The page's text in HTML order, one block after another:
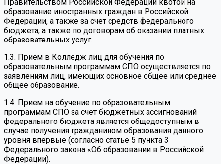
Правительством Российской Федерации квотой на
образование иностранных граждан в Российской
Федерации, а также за счет средств федерального
бюджета, а также по договорам об оказании платных
образовательных услуг.
1.3. Прием в Колледж лиц для обучения по
образовательным программам СПО осуществляется по
заявлениям лиц, имеющих основное общее или среднее
общее образование.
1.4. Прием на обучение по образовательным
программам СПО за счет бюджетных ассигнований
федерального бюджета является общедоступным в
случае получения гражданином образования данного
уровня впервые (согласно статье 5 пункта 3
Федерального закона «Об образовании в Российской
Федерации).